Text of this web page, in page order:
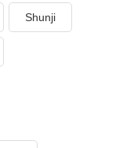
Shunji